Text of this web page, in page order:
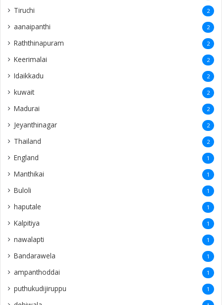
Tiruchi 2
aanaipanthi 2
Raththinapuram 2
Keerimalai 2
Idaikkadu 2
kuwait 2
Madurai 2
Jeyanthinagar 2
Thailand 2
England 1
Manthikai 1
Buloli 1
haputale 1
Kalpitiya 1
nawalapti 1
Bandarawela 1
ampanthoddai 1
puthukudijiruppu 1